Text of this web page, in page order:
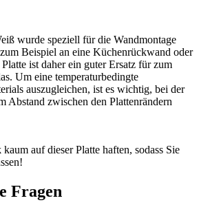
wurde speziell für die Wandmontage
Beispiel an eine Küchenrückwand oder
ist daher ein guter Ersatz für zum
Um eine temperaturbedingte
auszugleichen, ist es wichtig, bei der
Abstand zwischen den Plattenrändern
auf dieser Platte haften, sodass Sie
Fragen